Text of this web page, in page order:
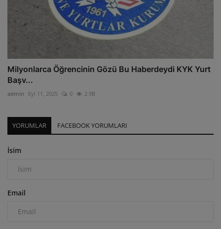
Milyonlarca Öğrencinin Gözü Bu Haberdeydi KYK Yurt
Başv...
admin Eyl 11, 2025 0 2.9B
YORUMLAR FACEBOOK YORUMLARI
İsim
Email